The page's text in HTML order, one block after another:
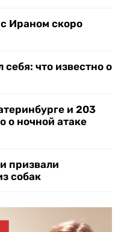
Ираном скоро
что известно о
и 203
о ночной атаке
призвали
собак